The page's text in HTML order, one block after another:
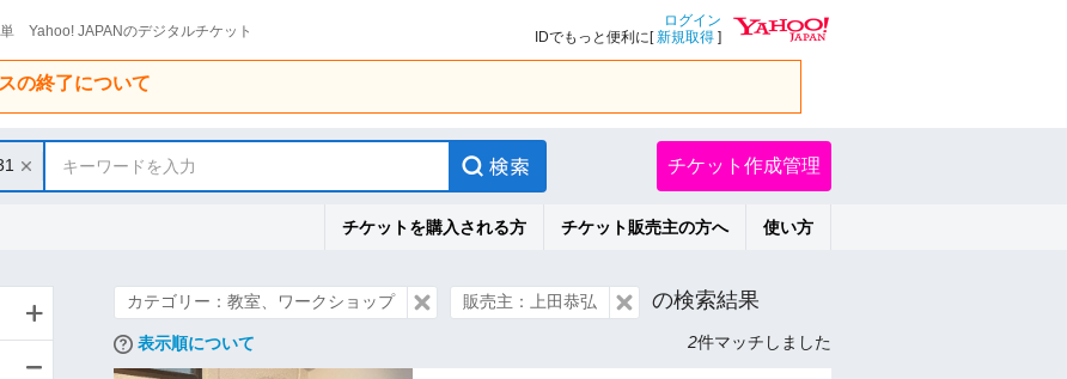
Yahoo! JAPANのデジタルチケット
ログイン
IDでもっと便利に[新規取得 ]
の終了について
キーワードを入力 チケット作成管理
チケットを購入される方 チケット販売主の方へ 使い方
カテゴリー：教室、ワークショップ 販売主：上田恭弘 の検索結果
表示順について 2件マッチしました